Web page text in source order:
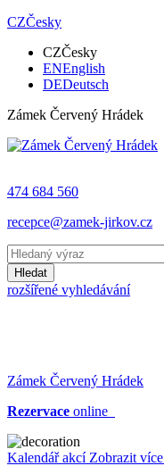
CZČesky
CZČesky
ENEnglish
DEDeutsch
Zámek Červený Hrádek
474 684 560
recepce@zamek-jirkov.cz
Hledat
rozšířené vyhledávání
Zámek Červený Hrádek
Rezervace online
Kalendář akcí Zobrazit více